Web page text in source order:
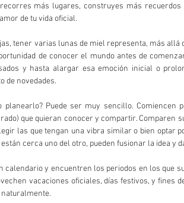
más lugares, construyes más
de tu vida oficial.
tener varias lunas de miel representa, más allá
de conocer el mundo antes de
y hasta alargar esa emoción inicial o
de novedades.
planearlo? Puede ser muy sencillo. Comiencen
que quieran conocer y compartir. Comparen
las que tengan una vibra similar o bien optar
cerca uno del otro, pueden fusionar la idea y
calendario y encuentren los periodos en los que
vacaciones oficiales, días festivos, y fines